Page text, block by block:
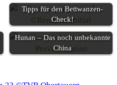
Tipps für den Bettwanzen-
Check!
Hunan – Das noch unbekannte
China